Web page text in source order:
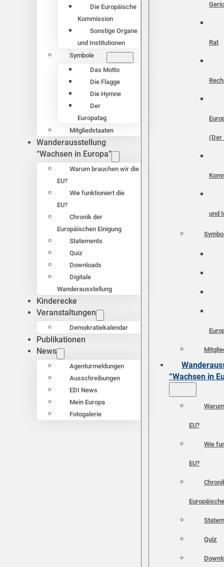
Die Europäische
Kommission
Sonstige Organe
und Institutionen
Symbole
Das Motto
Die Flagge
Die Hymne
Der
Europatag
Mitgliedstaaten
Wanderausstellung
“Wachsen in Europa”
Warum brauchen wir die
EU?
Wie funktioniert die
EU?
Chronik der
Europäischen Einigung
Statements
Quiz
Downloads
Digitale
Wanderausstellung
Kinderecke
Veranstaltungen
Demokratiekalendar
Publikationen
News
Agenturmeldungen
Ausschreibungen
EDI News
Mein Europa
Fotogalerie
Rat
(Der
und
“Wachsen in
EU?
Wie
EU?
Quiz